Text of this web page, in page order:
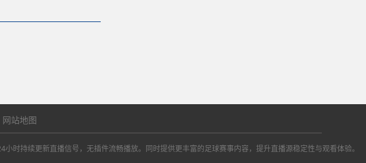
网站地图
持续更新直播信号，无插件流畅播放。同时提供更丰富的足球赛事内容，提升直播源稳定性与观看体验。